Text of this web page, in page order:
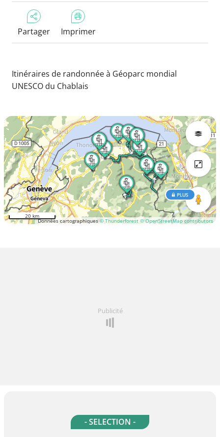
Partager Imprimer
Itinéraires de randonnée à Géoparc mondial
UNESCO du Chablais
Données cartographiques© Thunderforest © OpenStreetMap contributors
PLUS
20 km
Publicité
- SELECTION -